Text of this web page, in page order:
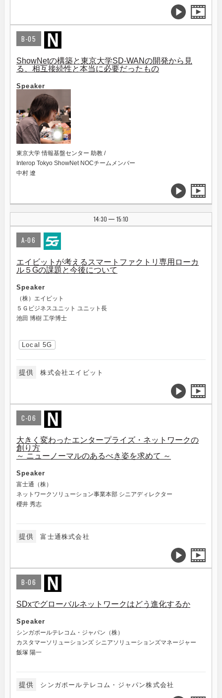
B-05
ShowNetの構築と東京大学SD-WANの開発から見
る、相互接続性と本当に必要だったもの
Speaker
東京大学 情報基盤センター 助教 /
Interop Tokyo ShowNet NOCチームメンバー
中村 遼
14:30 | 15:10
A-06
エイビットが考えるスマートファクトリ専用ローカ
ル５Gの課題と今後について
Speaker
（株）エイビット
５Ｇビジネスユニット ユニット長
池田 博樹 工学博士
Local 5G
提供 株式会社エイビット
C-06
大きく変わったエンタープライズ・ネットワークの
創り方
～ ニューノーマルのあるべき姿を求めて ～
Speaker
富士通（株）
ネットワークソリューション事業本部 シニアディレクター
櫻井 秀志
提供 富士通株式会社
B-06
SDxでグローバルネットワークはどう進化するか
Speaker
シンガポールテレコム・ジャパン（株）
カスタマーソリューションズ シニアソリューションズマネージャー
飯塚 陽一
提供 シンガポールテレコム・ジャパン株式会社